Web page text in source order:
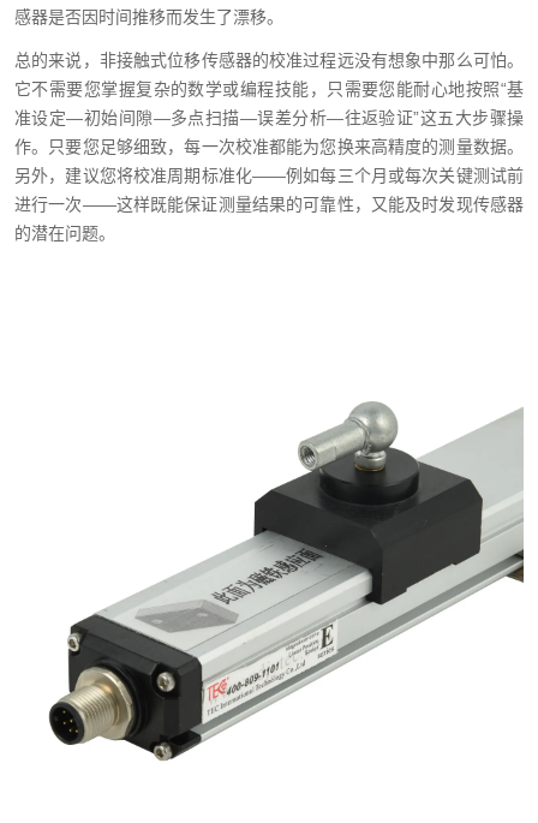
感器是否因时间推移而发生了漂移。
总的来说，非接触式位移传感器的校准过程远没有想象中那么可怕。
它不需要您掌握复杂的数学或编程技能，只需要您能耐心地按照“基
准设定—初始间隙—多点扫描—误差分析—往返验证”这五大步骤操
作。只要您足够细致，每一次校准都能为您换来高精度的测量数据。
另外，建议您将校准周期标准化——例如每三个月或每次关键测试前
进行一次——这样既能保证测量结果的可靠性，又能及时发现传感器
的潜在问题。